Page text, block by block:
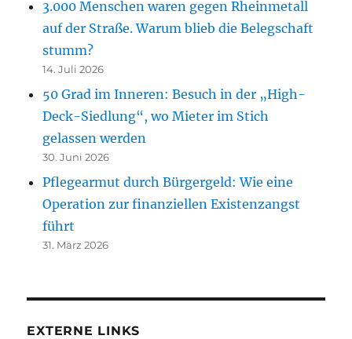
3.000 Menschen waren gegen Rheinmetall
auf der Straße. Warum blieb die Belegschaft
stumm?
14. Juli 2026
50 Grad im Inneren: Besuch in der „High-
Deck-Siedlung“, wo Mieter im Stich
gelassen werden
30. Juni 2026
Pflegearmut durch Bürgergeld: Wie eine
Operation zur finanziellen Existenzangst
führt
31. März 2026
EXTERNE LINKS